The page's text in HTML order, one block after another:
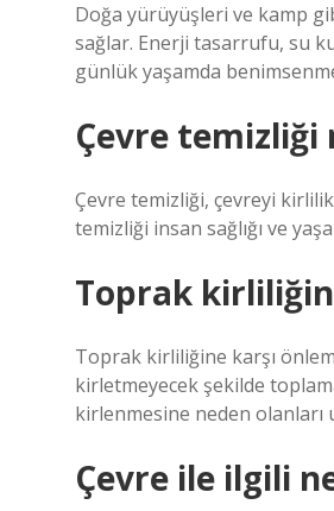
Doğa yürüyüşleri ve kamp
sağlar. Enerji tasarrufu, su
günlük yaşamda
Çevre temizliği
Çevre temizliği, çevreyi
temizliği insan sağlığı ve
Toprak
Toprak kirliliğine karşı
kirletmeyecek şekilde
kirlenmesine neden olanları
Çevre ile ilgili